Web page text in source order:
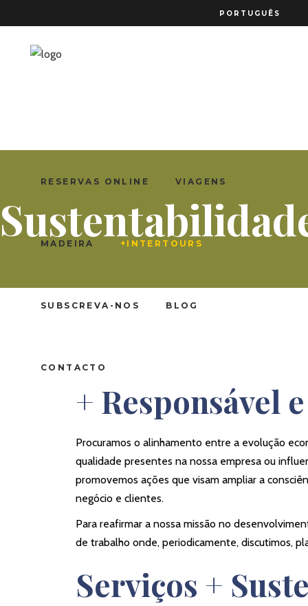
PORTUGUÊS
RESERVAS ONLINE VIAGENS
MADEIRA +INTERTOURS
SUBSCREVA-NOS BLOG
CONTACTO
+ Responsável
Procuramos o alinhamento entre a evolução
qualidade presentes na nossa empresa ou
promovemos ações que visam ampliar a
negócio e clientes.
Para reafirmar a nossa missão no
de trabalho onde, periodicamente, discutimos,
Serviços +